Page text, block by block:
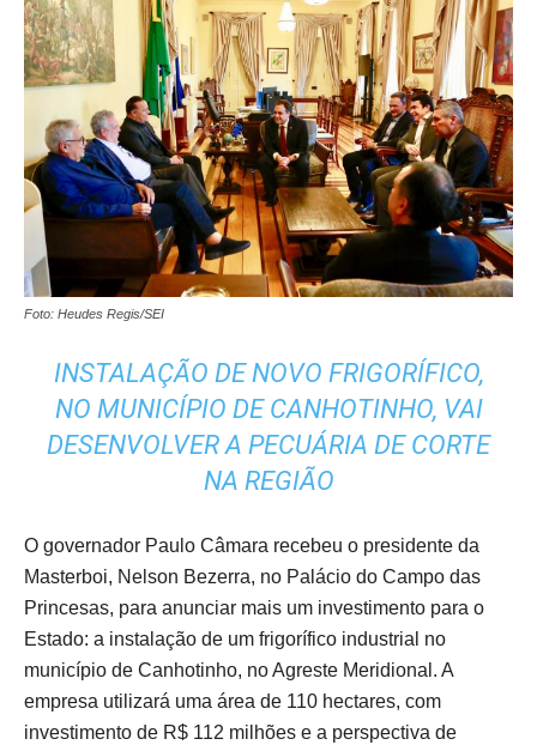
Foto: Heudes Regis/SEI
INSTALAÇÃO DE NOVO FRIGORÍFICO,
NO MUNICÍPIO DE CANHOTINHO, VAI
DESENVOLVER A PECUÁRIA DE CORTE
NA REGIÃO
O governador Paulo Câmara recebeu o presidente da
Masterboi, Nelson Bezerra, no Palácio do Campo das
Princesas, para anunciar mais um investimento para o
Estado: a instalação de um frigorífico industrial no
município de Canhotinho, no Agreste Meridional. A
empresa utilizará uma área de 110 hectares, com
investimento de R$ 112 milhões e a perspectiva de